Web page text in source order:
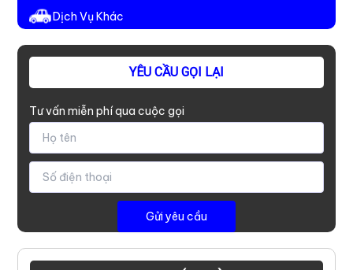
Dịch Vụ Khác
YÊU CẦU GỌI LẠI
Tư vấn miễn phí qua cuộc gọi